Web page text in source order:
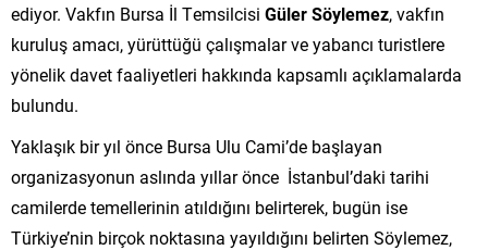
ediyor. Vakfın Bursa İl Temsilcisi Güler Söylemez, vakfın
kuruluş amacı, yürüttüğü çalışmalar ve yabancı turistlere
yönelik davet faaliyetleri hakkında kapsamlı açıklamalarda
bulundu.
Yaklaşık bir yıl önce Bursa Ulu Cami’de başlayan
organizasyonun aslında yıllar önce İstanbul’daki tarihi
camilerde temellerinin atıldığını belirterek, bugün ise
Türkiye’nin birçok noktasına yayıldığını belirten Söylemez,